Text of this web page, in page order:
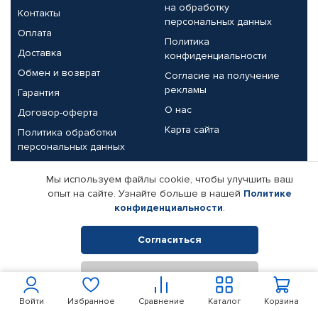
Войти Избранное Сравнение Корзина
Каталог
Контакты
Оплата
Доставка
Обмен и возврат
Гарантия
Договор-оферта
Политика обработки
персональных данных
на обработку
персональных данных
Политика
конфиденциальности
Согласие на получение
рекламы
О нас
Карта сайта
Партнерам
Корпоративным клиентам
Поставщикам
Реквизиты компании
© КАМАЗ ЦЕНТР ДОНЕЦК, 2015-2026. Все права защищены.
Интернет-магазин автомобильных товаров Автопрофи.
Мы используем файлы cookie, чтобы улучшить ваш
опыт на сайте. Узнайте больше в нашей Политике
конфиденциальности.
Согласиться
Отклонить